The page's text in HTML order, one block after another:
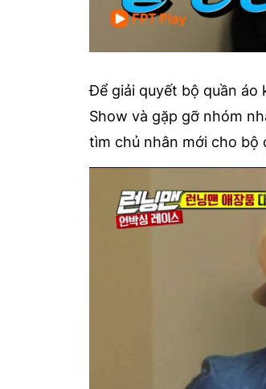
Để giải quyết bộ quần áo
Show và gặp gỡ nhóm
tìm chủ nhân mới cho bộ